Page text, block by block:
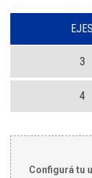
EJES
3
4
Configurá tu